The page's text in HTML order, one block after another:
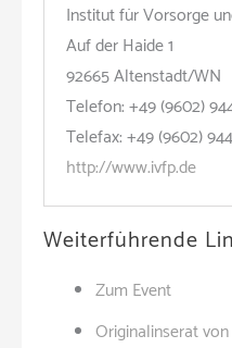
Institut für Vorsorge
Auf der Haide 1
92665 Altenstadt/WN
Telefon: +49 (9602)
Telefax: +49 (9602)
http://www.ivfp.de
Weiterführende
Zum Event
Originalinserat